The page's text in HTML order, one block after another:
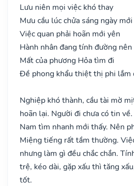
Lưu niên mọi việc khó thay
Mưu cầu lúc chửa sáng ngày
Việc quan phải hoãn mới yên
Hành nhân đang tính đường nên
Mất của phương Hỏa tìm đi
Đề phong khẩu thiệt thị phi lắm
Nghiệp khó thành, cầu tài mờ
hoãn lại. Người đi chưa có tin
Nam tìm nhanh mới thấy. Nên
Miệng tiếng rất tầm thường.
nhưng làm gì đều chắc chắn.
trệ, kéo dài, gặp xấu thì tăng
tốt.